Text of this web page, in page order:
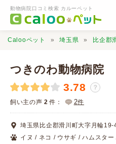
動物病院口コミ検索 カルーペット
動物病院検索
口コミ検索
Calooペット 埼玉県 比企郡
つきのわ動物病院
3.78 ？
飼い主の声 2 件： 2件
埼玉県比企郡滑川町大字月輪19-
イヌ / ネコ / ウサギ / ハムスタ